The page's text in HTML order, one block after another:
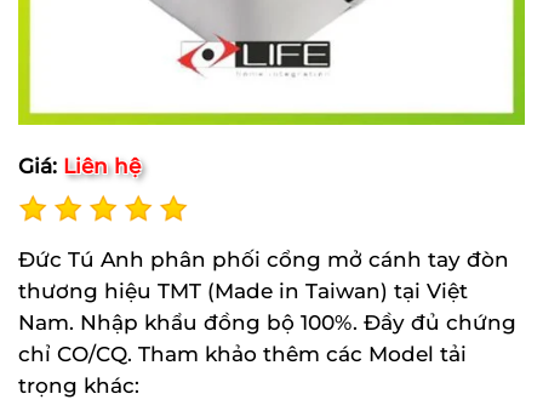
Giá: Liên hệ
Đức Tú Anh phân phối cổng mở cánh tay đòn
thương hiệu TMT (Made in Taiwan) tại Việt
Nam. Nhập khẩu đồng bộ 100%. Đầy đủ chứng
chỉ CO/CQ. Tham khảo thêm các Model tải
trọng khác: